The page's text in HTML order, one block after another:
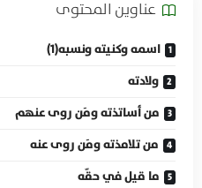
عناوين المحتوی
اسمه وكنيته ونسبه(1)
ولادته
من أساتذته ومَن روى عنهم
من تلامذته ومَن روى عنه
ما قيل في حقّه